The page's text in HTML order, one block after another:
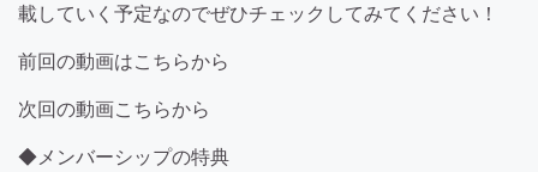
載していく予定なのでぜひチェックしてみてください！
前回の動画はこちらから
次回の動画こちらから
◆メンバーシップの特典